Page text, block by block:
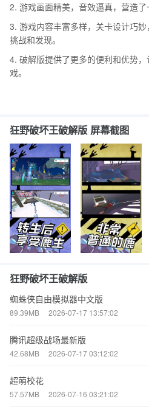
2. 游戏画面精美，音效逼真，营造了
3. 游戏内容丰富多样，关卡设计巧
挑战和发现。
4. 破解版提供了更多的便利和优势
戏。
狂野破坏王破解版 屏幕截图
狂野破坏王破解版
蜘蛛侠自由模拟器中文版
89.39MB 2026-07-17 13:57:02
腾讯超级战场最新版
42.68MB 2026-07-17 03:12:02
超萌校花
57.57MB 2026-07-16 03:21:02